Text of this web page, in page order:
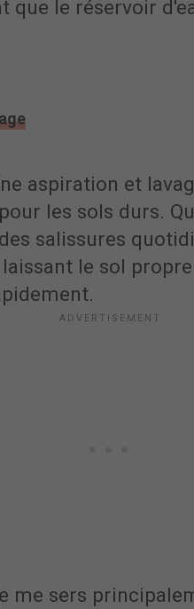
que le réservoir
aspiration et
les sols durs.
salissures
le sol
me sers